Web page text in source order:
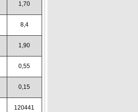
1,70
8,4
1,90
0,55
0,15
120441